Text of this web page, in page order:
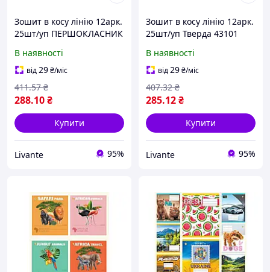
Зошит в косу лінію 12арк.
25шт/уп ПЕРШОКЛАСНИК
70гр/м2, обкладинка
200гр/м2) ТМ ТЕТРАДА
В наявності
від29₴/міс
288.10₴
411.57 ₴
Купити
Livante 95%
Зошит в косу лінію 12арк.
25шт/уп Тверда 43101
В наявності
від29₴/міс
285.12₴
407.32 ₴
Купити
Livante 95%